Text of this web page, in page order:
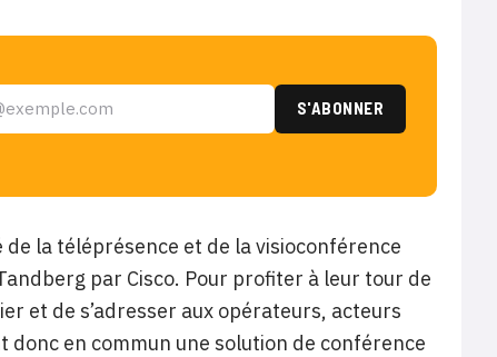
la téléprésence et de la visioconférence
par Cisco. Pour profiter à leur tour de
et de s’adresser aux opérateurs, acteurs
donc en commun une solution de conférence